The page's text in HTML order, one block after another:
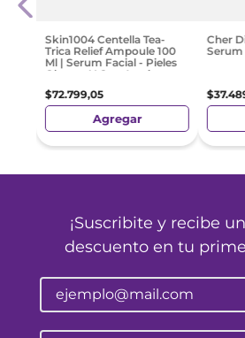
Skin1004 Centella Tea-
Trica Relief Ampoule 100
Ml | Serum Facial - Pieles
Oleosas Y Con Acné
$72.799,05
Agregar
Cher
Serum
$37.
¡Suscribite y recibe
descuento en tu